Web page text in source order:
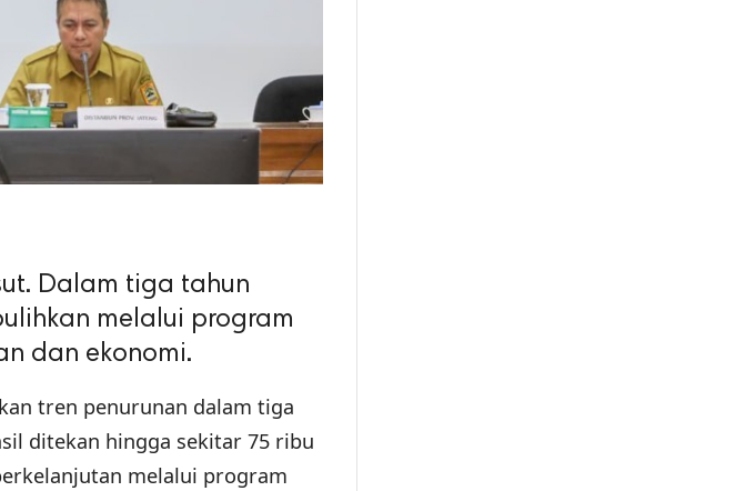
Dalam tiga tahun
melalui program
dan ekonomi.
tren penurunan dalam tiga
ditekan hingga sekitar 75 ribu
melalui program